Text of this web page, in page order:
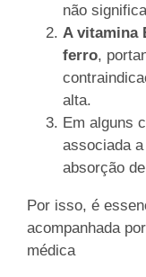
não
A vitamina
ferro,
alta.
Em alguns
associada
absorção
Por isso, é
acompanhada
médica